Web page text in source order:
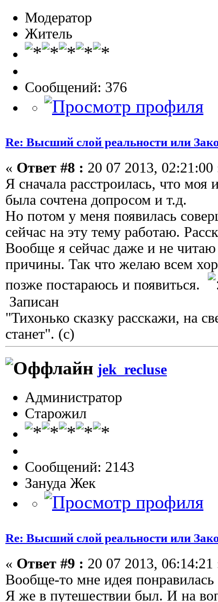
Модератор
Житель
Сообщений: 376
Re: Высший слой реальности или
« Ответ #8 : 20 07 2013, 02:21:00
Я сначала расстроилась, что моя
была сочтена допросом и т.д.
Но потом у меня появилась
сейчас на эту тему работаю.
Вообще я сейчас даже и не
причины. Так что желаю всем
позже постараюсь и появиться.
Записан
"Тихонько сказку расскажи, на
станет". (с)
jek_recluse
Администратор
Старожил
Сообщений: 2143
Зануда Жек
Re: Высший слой реальности или
« Ответ #9 : 20 07 2013, 06:14:21
Вообще-то мне идея понравилась
Я же в путешествии был. И на